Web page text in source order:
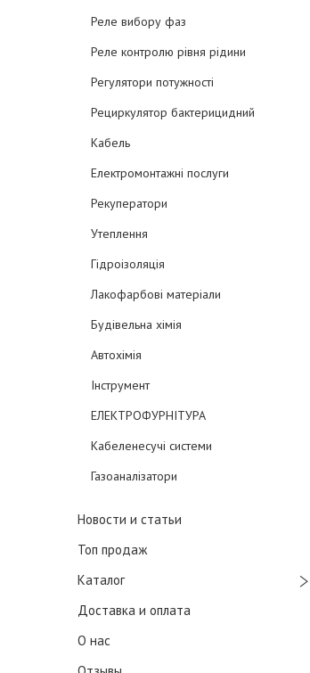
Реле вибору фаз
Реле контролю рівня рідини
Регулятори потужності
Рециркулятор бактерицидний
Кабель
Електромонтажні послуги
Рекуператори
Утеплення
Гідроізоляція
Лакофарбові матеріали
Будівельна хімія
Автохімія
Інструмент
ЕЛЕКТРОФУРНІТУРА
Кабеленесучі системи
Газоаналізатори
Новости и статьи
Топ продаж
Каталог
Доставка и оплата
О нас